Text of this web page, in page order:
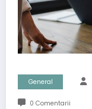
General
0 Comentarii